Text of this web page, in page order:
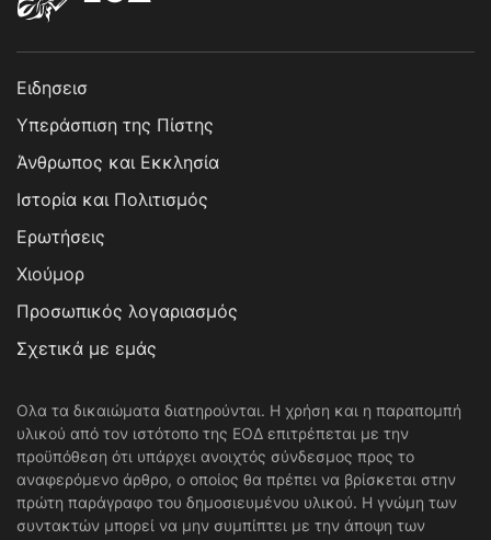
Ειδησεισ
Υπεράσπιση της Πίστης
Άνθρωπος και Εκκλησία
Ιστορία και Πολιτισμός
Ερωτήσεις
Χιούμορ
Προσωπικός λογαριασμός
Σχετικά με εμάς
Ολα τα δικαιώματα διατηρούνται. Η χρήση και η παραπομπή
υλικού από τον ιστότοπο της ΕΟΔ επιτρέπεται με την
προϋπόθεση ότι υπάρχει ανοιχτός σύνδεσμος προς το
αναφερόμενο άρθρο, ο οποίος θα πρέπει να βρίσκεται στην
πρώτη παράγραφο του δημοσιευμένου υλικού. Η γνώμη των
συντακτών μπορεί να μην συμπίπτει με την άποψη των